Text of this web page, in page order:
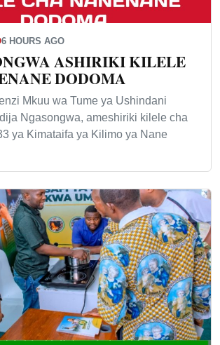
6 HOURS AGO
ASHIRIKI KILELE
DODOMA
Mkuu wa Tume ya Ushindani
Ngasongwa, ameshiriki kilele cha
ya Kimataifa ya Kilimo ya Nane